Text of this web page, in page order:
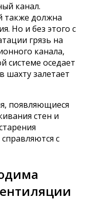
канал.
также должна
Но и без этого с
грязь на
канала,
системе оседает
шахту залетает
появляющиеся
стен и
с